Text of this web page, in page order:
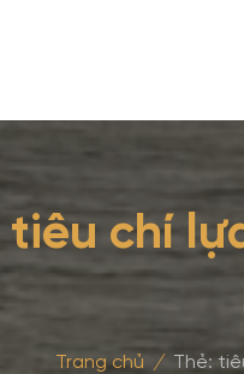
tiêu chí
Trang chủ / Thẻ: